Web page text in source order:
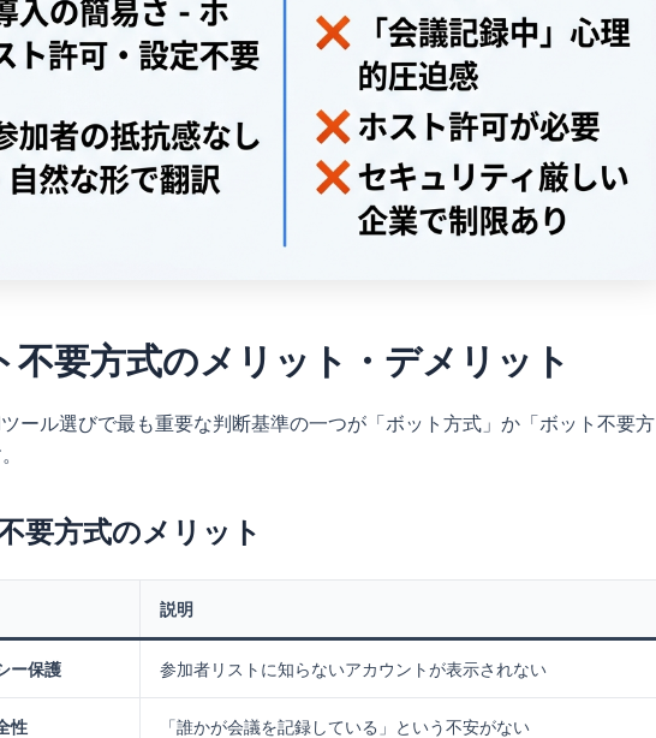
不要方式のメリット・デメリット
ール選びで最も重要な判断基準の一つが「ボット方式」か「ボット不要方
要方式のメリット
説明
ー保護 参加者リストに知らないアカウントが表示されない
性 「誰かが会議を記録している」という不安がない